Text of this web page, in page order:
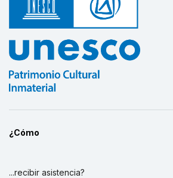
¿Cómo
...recibir asistencia?